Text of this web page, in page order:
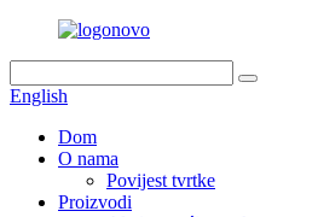
English
Dom
O nama
Povijest tvrtke
Proizvodi